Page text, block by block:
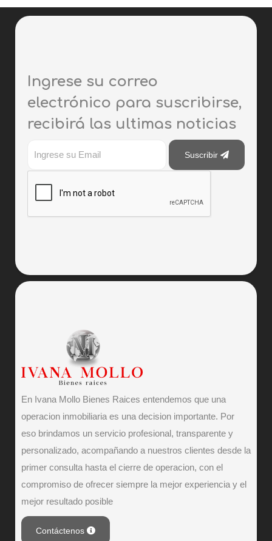
Ingrese su correo
electrónico para suscribirse,
recibirá las ultimas noticias
Suscribir
En Ivana Mollo Bienes Raices entendemos que una
operacion inmobiliaria es una decision importante. Por
eso brindamos un servicio profesional, transparente y
personalizado, acompañando a nuestros clientes desde la
primer consulta hasta el cierre de operacion, con el
compromiso de ofrecer siempre la mejor experiencia y el
mejor resultado posible
Contáctenos